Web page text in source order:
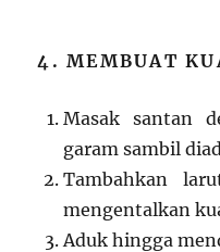
4. MEMBUAT
Masak santan
garam sambil
Tambahkan
mengentalkan
Aduk hingga